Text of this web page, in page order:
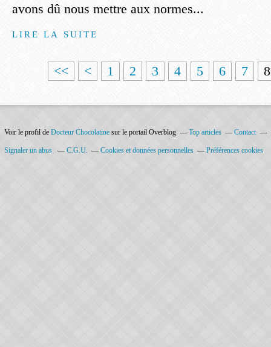
avons dû nous mettre aux normes...
LIRE LA SUITE
<< < 1 2 3 4 5 6 7 8
Voir le profil de Docteur Chocolatine sur le portail Overblog Top articles Contact
Signaler un abus C.G.U. Cookies et données personnelles Préférences cookies